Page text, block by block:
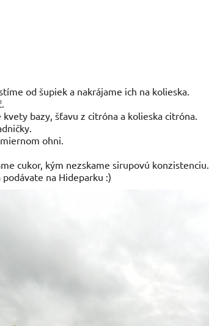
od šupiek a nakrájame ich na kolieska.
bazy, šťavu z citróna a kolieska citróna.
ohni.
cukor, kým nezskame sirupovú konzistenciu.
na Hideparku :)